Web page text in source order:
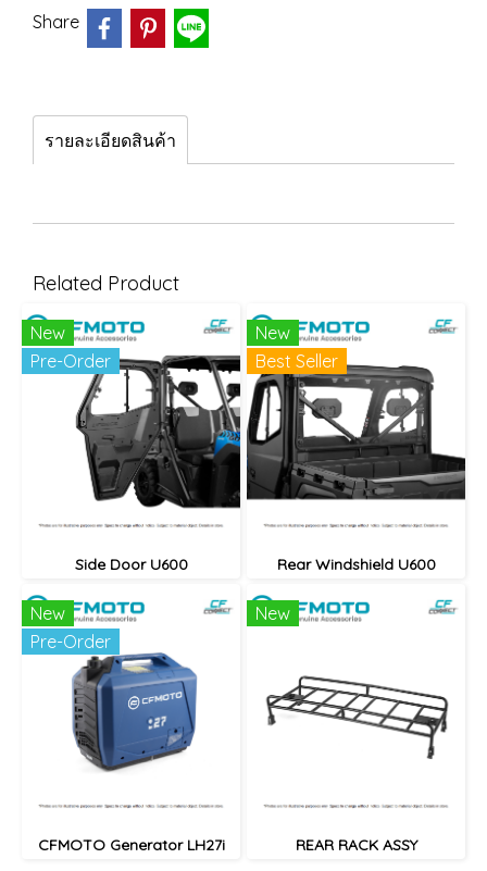
Share
รายละเอียดสินค้า
Related Product
New
Pre-Order
Side Door U600
New
Best Seller
Rear Windshield U600
New
Pre-Order
CFMOTO Generator LH27i
New
REAR RACK ASSY